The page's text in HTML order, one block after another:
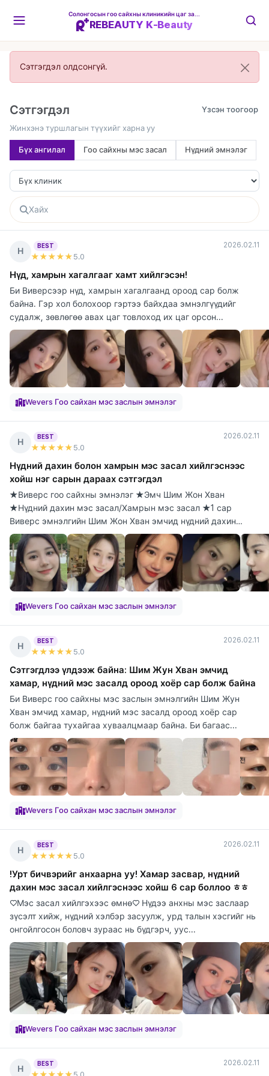
REBEAUTY K-Beauty
Сэтгэгдэл олдсонгүй.
Сэтгэгдэл
Жинхэнэ туршлагын түүхийг харна уу
Бүх ангилал Гоо сайхны мэс засал Нүдний эмнэлэг
Н
BEST
★★★★★ 5.0
2026.02.11
Нүд, хамрын хагалгааг хамт хийлгэсэн!
Би Виверсээр нүд, хамрын хагалгаанд ороод сар болж
байна. Гэр хол болохоор гэртээ байхдаа эмнэлгүүдийг
судалж, зөвлөгөө авах цаг товлоход их цаг орсон...
Wevers Гоо сайхан мэс заслын эмнэлэг
Н
BEST
★★★★★ 5.0
2026.02.11
Нүдний дахин болон хамрын мэс засал хийлгэснээс
хойш нэг сарын дараах сэтгэгдэл
★Виверс гоо сайхны эмнэлэг ★Эмч Шим Жон Хван
★Нүдний дахин мэс засал/Хамрын мэс засал ★1 сар
Виверс эмнэлгийн Шим Жон Хван эмчид нүдний дахин
болон х...
Wevers Гоо сайхан мэс заслын эмнэлэг
Н
BEST
★★★★★ 5.0
2026.02.11
Сэтгэгдлээ үлдээж байна: Шим Жун Хван эмчид
хамар, нүдний мэс засалд ороод хоёр сар болж байна
Би Виверс гоо сайхны мэс заслын эмнэлгийн Шим Жун
Хван эмчид хамар, нүдний мэс засалд ороод хоёр сар
болж байгаа тухайгаа хуваалцмаар байна. Би багаас...
Wevers Гоо сайхан мэс заслын эмнэлэг
Н
BEST
★★★★★ 5.0
2026.02.11
!Урт бичвэрийг анхаарна уу! Хамар засвар, нүдний
дахин мэс засал хийлгэснээс хойш 6 сар боллоо ㅎㅎ
♡Мэс засал хийлгэхээс өмнө♡ Нүдээ анхны мэс заслаар
зүсэлт хийж, нүдний хэлбэр засуулж, урд талын хэсгийг нь
онгойлгосон боловч зураас нь бүдгэрч, уус...
Wevers Гоо сайхан мэс заслын эмнэлэг
Н
BEST 2026.02.11